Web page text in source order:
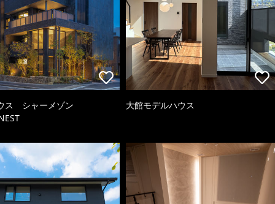
ス シャーメゾン
大館モデルハウス